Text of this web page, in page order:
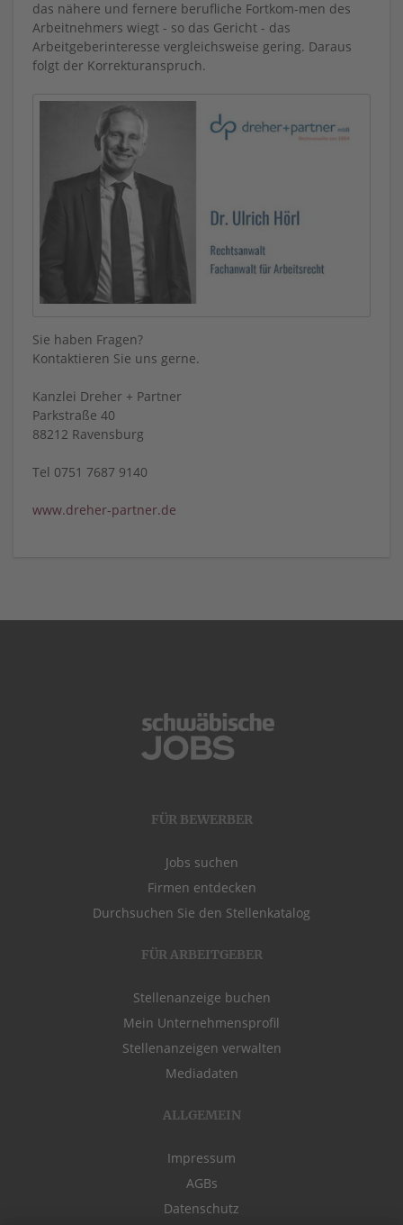
das nähere und fernere berufliche Fortkom-men des
Arbeitnehmers wiegt - so das Gericht - das
Arbeitgeberinteresse vergleichsweise gering. Daraus
folgt der Korrekturanspruch.
Sie haben Fragen?
Kontaktieren Sie uns gerne.
Kanzlei Dreher + Partner
Parkstraße 40
88212 Ravensburg
Tel 0751 7687 9140
www.dreher-partner.de
FÜR BEWERBER
Jobs suchen
Firmen entdecken
Durchsuchen Sie den Stellenkatalog
FÜR ARBEITGEBER
Stellenanzeige buchen
Mein Unternehmensprofil
Stellenanzeigen verwalten
Mediadaten
ALLGEMEIN
Impressum
AGBs
Datenschutz